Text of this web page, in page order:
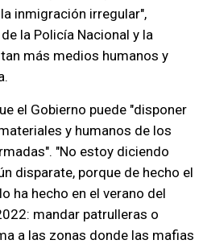
inmigración irregular",
la Policía Nacional y la
más medios humanos y
el Gobierno puede "disponer
y humanos de los
"No estoy diciendo
disparate, porque de hecho el
ha hecho en el verano del
mandar patrulleras o
a las zonas donde las mafias